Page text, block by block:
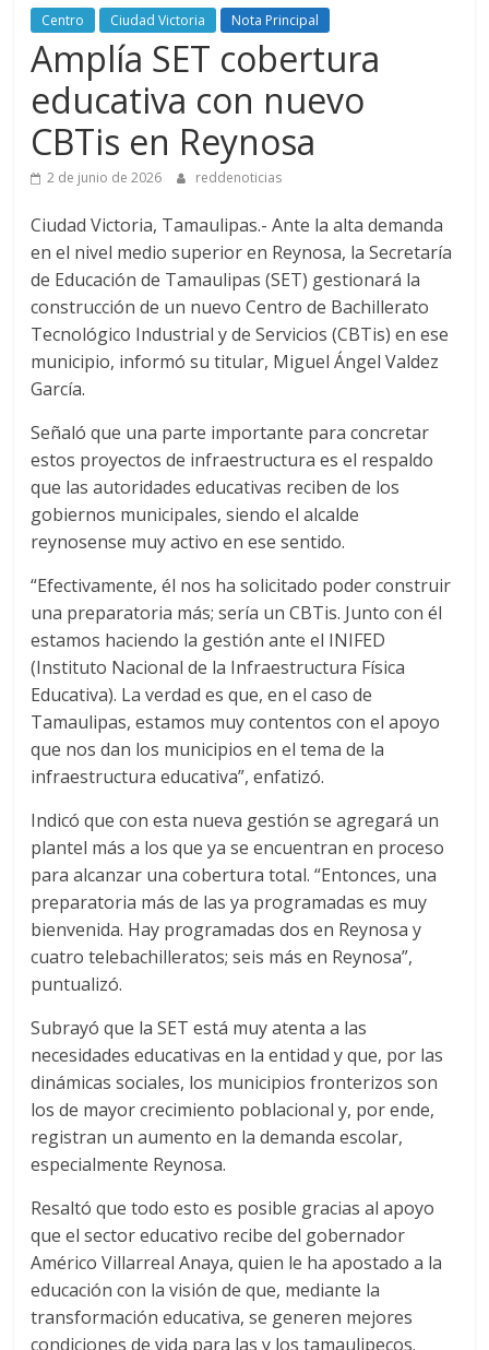
Centro Ciudad Victoria Nota Principal
Amplía SET cobertura
educativa con nuevo
CBTis en Reynosa
2 de junio de 2026 reddenoticias
Ciudad Victoria, Tamaulipas.- Ante la alta demanda
en el nivel medio superior en Reynosa, la Secretaría
de Educación de Tamaulipas (SET) gestionará la
construcción de un nuevo Centro de Bachillerato
Tecnológico Industrial y de Servicios (CBTis) en ese
municipio, informó su titular, Miguel Ángel Valdez
García.
Señaló que una parte importante para concretar
estos proyectos de infraestructura es el respaldo
que las autoridades educativas reciben de los
gobiernos municipales, siendo el alcalde
reynosense muy activo en ese sentido.
“Efectivamente, él nos ha solicitado poder construir
una preparatoria más; sería un CBTis. Junto con él
estamos haciendo la gestión ante el INIFED
(Instituto Nacional de la Infraestructura Física
Educativa). La verdad es que, en el caso de
Tamaulipas, estamos muy contentos con el apoyo
que nos dan los municipios en el tema de la
infraestructura educativa”, enfatizó.
Indicó que con esta nueva gestión se agregará un
plantel más a los que ya se encuentran en proceso
para alcanzar una cobertura total. “Entonces, una
preparatoria más de las ya programadas es muy
bienvenida. Hay programadas dos en Reynosa y
cuatro telebachilleratos; seis más en Reynosa”,
puntualizó.
Subrayó que la SET está muy atenta a las
necesidades educativas en la entidad y que, por las
dinámicas sociales, los municipios fronterizos son
los de mayor crecimiento poblacional y, por ende,
registran un aumento en la demanda escolar,
especialmente Reynosa.
Resaltó que todo esto es posible gracias al apoyo
que el sector educativo recibe del gobernador
Américo Villarreal Anaya, quien le ha apostado a la
educación con la visión de que, mediante la
transformación educativa, se generen mejores
condiciones de vida para las y los tamaulipecos.